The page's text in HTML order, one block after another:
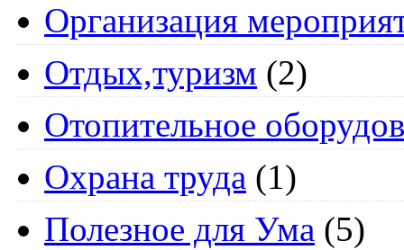
Организация
Отдых,туризм (2)
Отопительное
Охрана труда (1)
Полезное для Ума (5)